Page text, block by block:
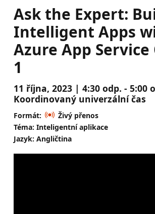
Ask the Expert:
Intelligent Apps
Azure App
1
11 října, 2023 | 4:30 odp. - 5:00
Koordinovaný univerzální čas
Formát:
Živý přenos
Téma: Inteligentní aplikace
Jazyk: Angličtina